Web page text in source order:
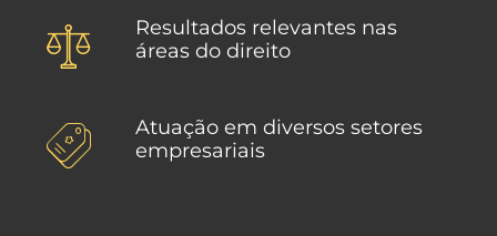
Resultados relevantes nas
áreas do direito
Atuação em diversos setores
empresariais